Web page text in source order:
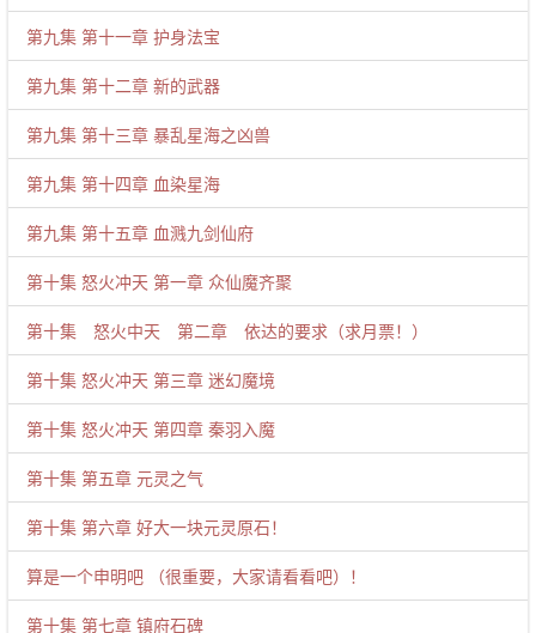
第九集 第十一章 护身法宝
第九集 第十二章 新的武器
第九集 第十三章 暴乱星海之凶兽
第九集 第十四章 血染星海
第九集 第十五章 血溅九剑仙府
第十集 怒火冲天 第一章 众仙魔齐聚
第十集 怒火中天 第二章 依达的要求（求月票！）
第十集 怒火冲天 第三章 迷幻魔境
第十集 怒火冲天 第四章 秦羽入魔
第十集 第五章 元灵之气
第十集 第六章 好大一块元灵原石！
算是一个申明吧 （很重要，大家请看看吧）！
第十集 第七章 镇府石碑